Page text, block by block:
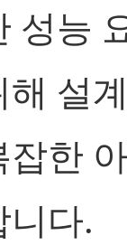
성능
설
한
다.